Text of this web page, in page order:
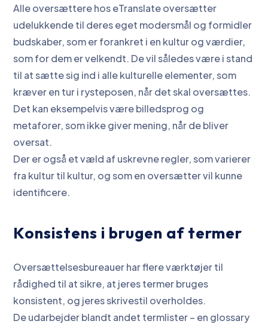
Alle oversættere hos eTranslate oversætter
udelukkende til deres eget modersmål og formidler
budskaber, som er forankret i en kultur og værdier,
som for dem er velkendt. De vil således være i stand
til at sætte sig ind i alle kulturelle elementer, som
kræver en tur i rysteposen, når det skal oversættes.
Det kan eksempelvis være billedsprog og
metaforer, som ikke giver mening, når de bliver
oversat.
Der er også et væld af uskrevne regler, som varierer
fra kultur til kultur, og som en oversætter vil kunne
identificere.
Konsistens i brugen af termer
Oversættelsesbureauer har flere værktøjer til
rådighed til at sikre, at jeres termer bruges
konsistent, og jeres skrivestil overholdes.
De udarbejder blandt andet termlister – en glossary